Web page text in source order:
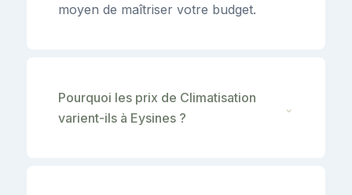
moyen de maîtriser votre budget.
Pourquoi les prix de Climatisation
varient-ils à Eysines ?
⌄